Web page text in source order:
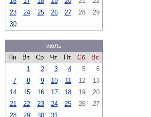
23
24 25 26 27 28
29
30
июль
Пн
Вт Ср Чт Пт Сб
Вс
1
2 3 4 5
6
7
8 9 10 11 12
13
14
15 16 17 18 19
20
21
22 23 24 25 26
27
28
29 30 31